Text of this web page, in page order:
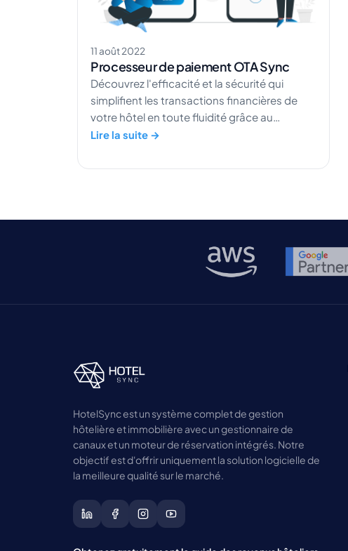
11 août 2022
Processeur de paiement OTA Sync
Découvrez l'efficacité et la sécurité qui
simplifient les transactions financières de
votre hôtel en toute fluidité grâce au
processeur de paiement d'OTA Sync.
Lire la suite →
HotelSync est un système complet de gestion
hôtelière et immobilière avec un gestionnaire de
canaux et un moteur de réservation intégrés. Notre
objectif est d'offrir uniquement la solution logicielle de
la meilleure qualité sur le marché.